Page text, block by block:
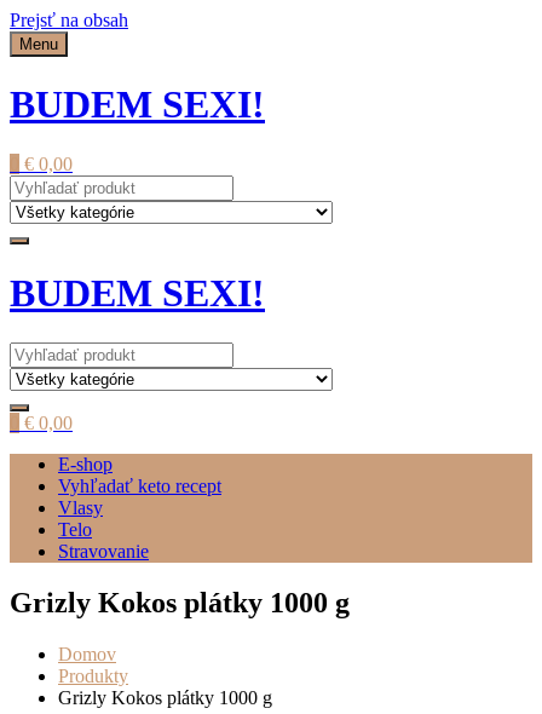
Prejsť na obsah
Menu
BUDEM SEXI!
€ 0,00
BUDEM SEXI!
€ 0,00
E-shop
Vyhľadať keto recept
Vlasy
Telo
Stravovanie
Grizly Kokos plátky 1000 g
Domov
Produkty
Grizly Kokos plátky 1000 g